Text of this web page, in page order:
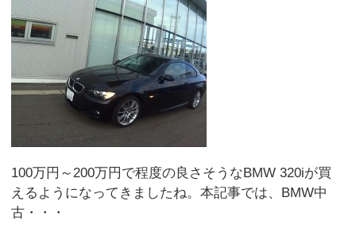
100万円～200万円で程度の良さそうなBMW 320iが買
えるようになってきましたね。本記事では、BMW中
古・・・